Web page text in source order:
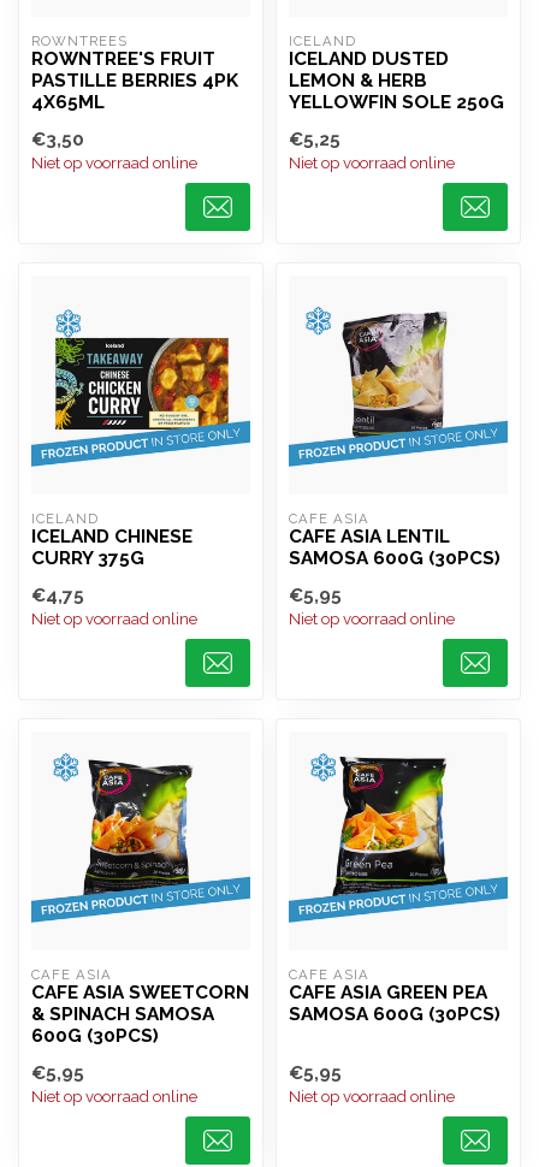
ROWNTREES
ROWNTREE'S FRUIT
PASTILLE BERRIES 4PK
4X65ML
€3,50
Niet op voorraad online
ICELAND
ICELAND DUSTED
LEMON & HERB
YELLOWFIN SOLE 250G
€5,25
Niet op voorraad online
ICELAND
ICELAND CHINESE
CURRY 375G
€4,75
Niet op voorraad online
CAFE ASIA
CAFE ASIA LENTIL
SAMOSA 600G (30PCS)
€5,95
Niet op voorraad online
CAFE ASIA
CAFE ASIA SWEETCORN
& SPINACH SAMOSA
600G (30PCS)
€5,95
Niet op voorraad online
CAFE ASIA
CAFE ASIA GREEN PEA
SAMOSA 600G (30PCS)
€5,95
Niet op voorraad online